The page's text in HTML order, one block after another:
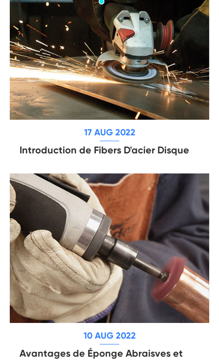
17 AUG 2022
Introduction de Fibers D'acier Disque
10 AUG 2022
Avantages de Éponge Abraisves et